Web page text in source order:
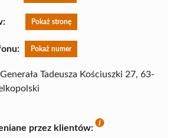
Pokaż stronę
Pokaż numer
Generała Tadeusza Kościuszki 27, 63-
przez klientów: